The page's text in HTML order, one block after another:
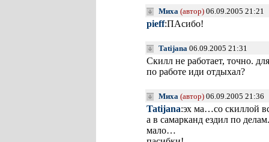
Миха (автор) 06.09.2005 21:21
pieff:ПАсибо!
Tatijana 06.09.2005 21:31
Скилл не работает, точно.
по работе иди отдыхал?
Миха (автор) 06.09.2005 21:36
Tatijana:эх ма…со скиллой
а в самарканд ездил по
мало…